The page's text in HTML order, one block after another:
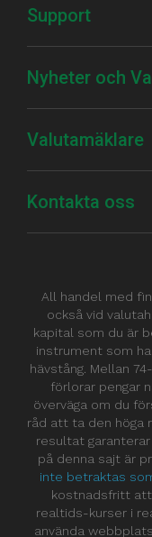
Support
Nyheter och
Valutamäklare
Kontakta oss
All handel med
också vid
kapital som du är
instrument som
hävstång. Mellan
förlorar pengar
överväga om du
råd att ta den höga
resultat
på denna sajt är
inte betraktas
kostnadsfritt att
realtids-kurser i
använda